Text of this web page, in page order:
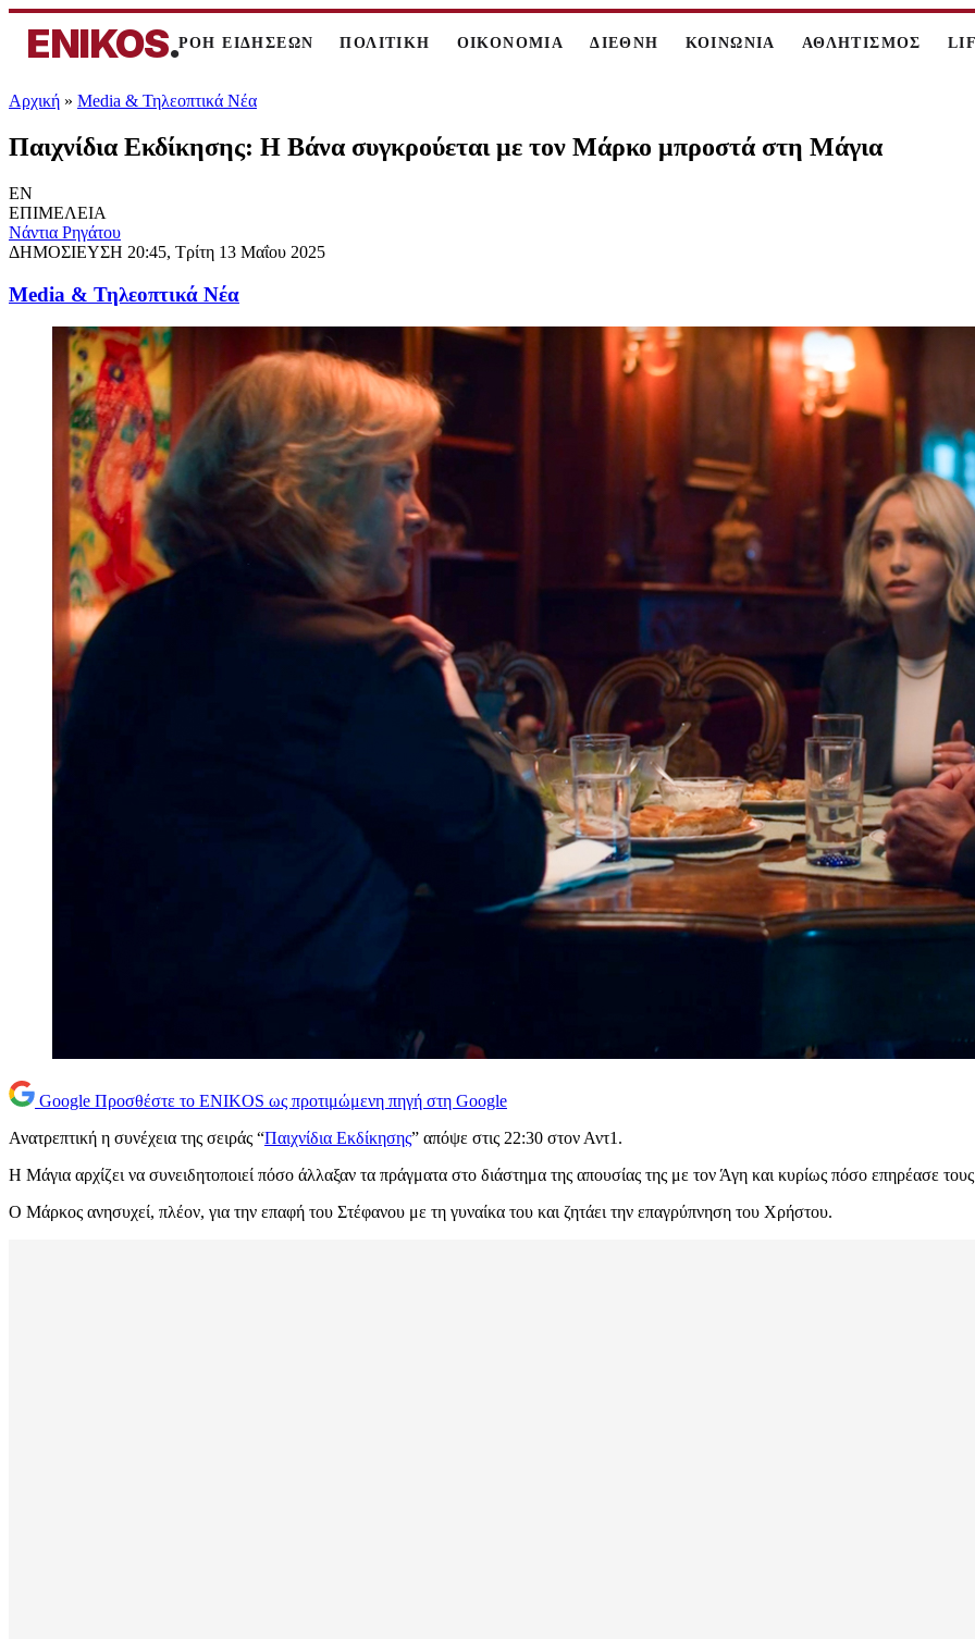
ENIKOS.ΡΟΗ ΕΙΔΗΣΕΩΝ ΠΟΛΙΤΙΚΗ ΟΙΚΟΝΟΜΙΑ ΔΙΕΘΝΗ ΚΟΙΝΩΝΙΑ ΑΘΛΗΤΙΣΜΟΣ
Αρχική » Media & Τηλεοπτικά Νέα
Παιχνίδια Εκδίκησης: Η Βάνα συγκρούεται με τον Μάρκο μπροστά στη Μάγια
EN
ΕΠΙΜΕΛΕΙΑ
Νάντια Ρηγάτου
ΔΗΜΟΣΙΕΥΣΗ 20:45, Τρίτη 13 Μαΐου 2025
Media & Τηλεοπτικά Νέα
Google Προσθέστε το ENIKOS ως προτιμώμενη πηγή στη Google
Ανατρεπτική η συνέχεια της σειράς “Παιχνίδια Εκδίκησης” απόψε στις 22:30 στον Αντ1.
Η Μάγια αρχίζει να συνειδητοποιεί πόσο άλλαξαν τα πράγματα στο διάστημα της απουσίας της με τον Άγη και κυρίως πόσο επηρέασε
Ο Μάρκος ανησυχεί, πλέον, για την επαφή του Στέφανου με τη γυναίκα του και ζητάει την επαγρύπνηση του Χρήστου.